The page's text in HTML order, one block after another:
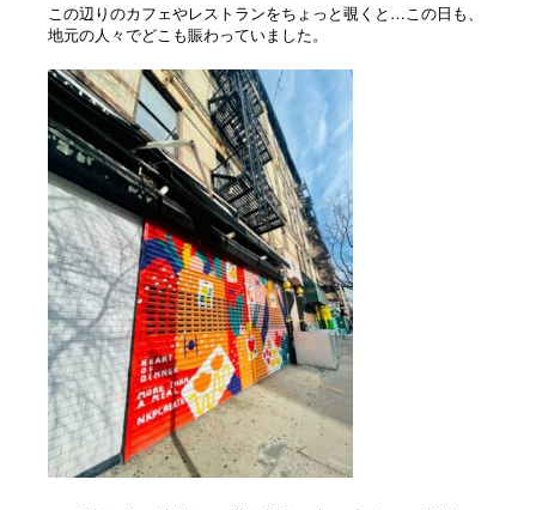
この辺りのカフェやレストランをちょっと覗くと…この日も、
地元の人々でどこも賑わっていました。